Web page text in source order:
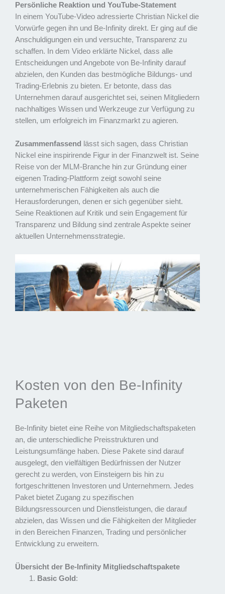
Persönliche Reaktion und YouTube-Statement
In einem YouTube-Video adressierte Christian Nickel die
Vorwürfe gegen ihn und Be-Infinity direkt. Er ging auf die
Anschuldigungen ein und versuchte, Transparenz zu
schaffen. In dem Video erklärte Nickel, dass alle
Entscheidungen und Angebote von Be-Infinity darauf
abzielen, den Kunden das bestmögliche Bildungs- und
Trading-Erlebnis zu bieten. Er betonte, dass das
Unternehmen darauf ausgerichtet sei, seinen Mitgliedern
nachhaltiges Wissen und Werkzeuge zur Verfügung zu
stellen, um erfolgreich im Finanzmarkt zu agieren.
Zusammenfassend
lässt sich sagen, dass Christian
Nickel eine inspirirende Figur in der Finanzwelt ist. Seine
Reise von der MLM-Branche hin zur Gründung einer
eigenen Trading-Plattform zeigt sowohl seine
unternehmerischen Fähigkeiten als auch die
Herausforderungen, denen er sich gegenüber sieht.
Seine Reaktionen auf Kritik und sein Engagement für
Transparenz und Bildung sind zentrale Aspekte seiner
aktuellen Unternehmensstrategie.
Kosten von den Be-Infinity
Paketen
Be-Infinity bietet eine Reihe von Mitgliedschaftspaketen
an, die unterschiedliche Preisstrukturen und
Leistungsumfänge haben. Diese Pakete sind darauf
ausgelegt, den vielfältigen Bedürfnissen der Nutzer
gerecht zu werden, von Einsteigern bis hin zu
fortgeschrittenen Investoren und Unternehmern. Jedes
Paket bietet Zugang zu spezifischen
Bildungsressourcen und Dienstleistungen, die darauf
abzielen, das Wissen und die Fähigkeiten der Mitglieder
in den Bereichen Finanzen, Trading und persönlicher
Entwicklung zu erweitern.
Übersicht der Be-Infinity Mitgliedschaftspakete
Basic Gold :